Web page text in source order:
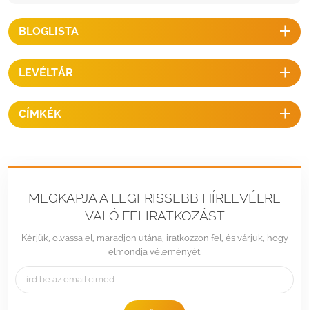
BLOGLISTA
LEVÉLTÁR
CÍMKÉK
MEGKAPJA A LEGFRISSEBB HÍRLEVÉLRE
VALÓ FELIRATKOZÁST
Kérjük, olvassa el, maradjon utána, iratkozzon fel, és várjuk, hogy
elmondja véleményét.